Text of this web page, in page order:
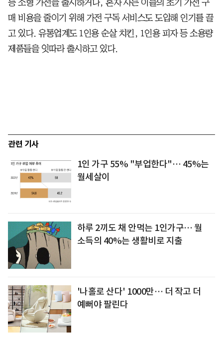
등 소형 가전을 출시하거나, 혼자 사는 이들의 초기 가전 구
매 비용을 줄이기 위해 가전 구독 서비스도 도입해 인기를 끌
고 있다. 유통업계도 1인용 순살 치킨, 1인용 피자 등 소용량
제품들을 잇따라 출시하고 있다.
관련 기사
1인 가구 55% "부업한다"… 45%는
월세살이
하루 2끼도 채 안먹는 1인가구… 월
소득의 40%는 생활비로 지출
'나홀로 산다' 1000만… 더 작고 더
예뻐야 팔린다